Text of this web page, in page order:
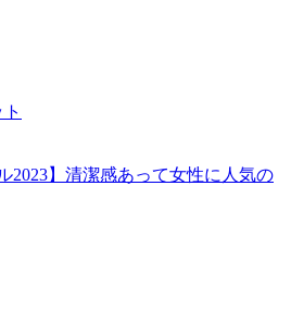
2023】清潔感あって女性に人気の